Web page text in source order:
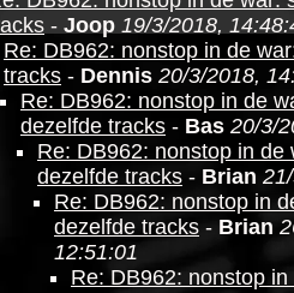
- Joop 19/3/2018,
Re: DB962: nonstop in de
tracks - Dennis 20/3/2018,
Re: DB962: nonstop in de
dezelfde tracks - Bas 20/3/
Re: DB962: nonstop in de
dezelfde tracks - Brian
Re: DB962: nonstop in
dezelfde tracks - Brian
12:51:01
Re: DB962: nonstop